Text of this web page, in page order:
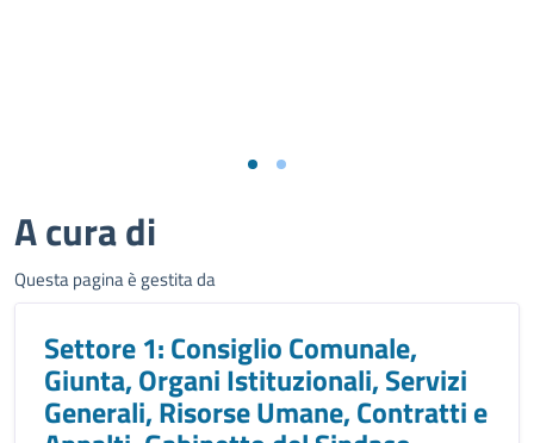
A cura di
Questa pagina è gestita da
Settore 1: Consiglio Comunale,
Giunta, Organi Istituzionali, Servizi
Generali, Risorse Umane, Contratti e